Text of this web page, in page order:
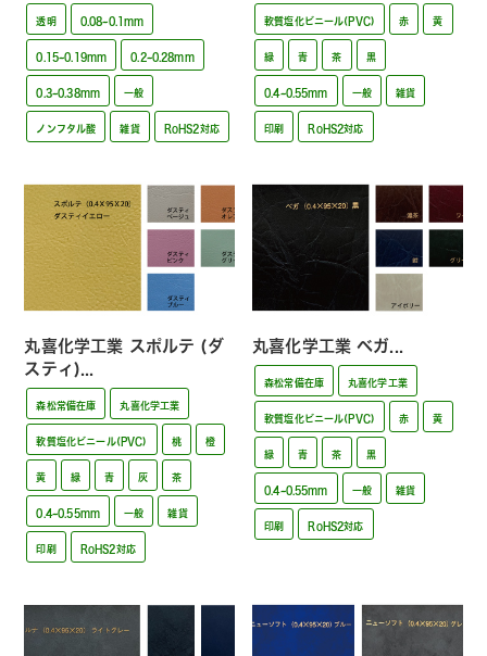
透明 0.08~0.1mm
0.15~0.19mm 0.2~0.28mm
0.3~0.38mm 一般
ノンフタル酸 雑貨 RoHS2対応
軟質塩化ビニール(PVC) 赤 黄
緑 青 茶 黒
0.4~0.55mm 一般 雑貨
印刷 RoHS2対応
丸喜化学工業 スポルテ (ダ
スティ)...
森松常備在庫 丸喜化学工業
軟質塩化ビニール(PVC) 桃 橙
黄 緑 青 灰 茶
0.4~0.55mm 一般 雑貨
印刷 RoHS2対応
丸喜化学工業 ベガ...
森松常備在庫 丸喜化学工業
軟質塩化ビニール(PVC) 赤 黄
緑 青 茶 黒
0.4~0.55mm 一般 雑貨
印刷 RoHS2対応